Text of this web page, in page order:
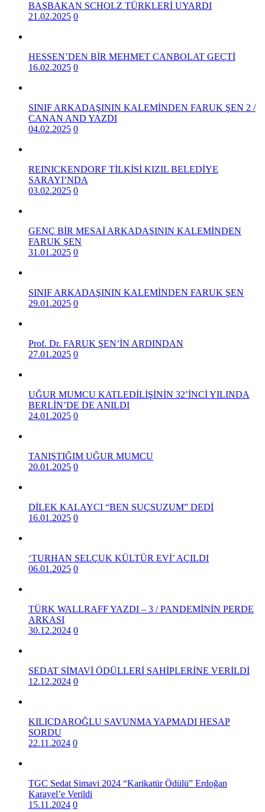
BAŞBAKAN SCHOLZ TÜRKLERİ UYARDI
21.02.2025 0
HESSEN’DEN BİR MEHMET CANBOLAT GEÇTİ
16.02.2025 0
SINIF ARKADAŞININ KALEMİNDEN FARUK ŞEN 2 /
CANAN AND YAZDI
04.02.2025 0
REINICKENDORF TİLKİSİ KIZIL BELEDİYE
SARAYI’NDA
03.02.2025 0
GENÇ BİR MESAİ ARKADAŞININ KALEMİNDEN
FARUK ŞEN
31.01.2025 0
SINIF ARKADAŞININ KALEMİNDEN FARUK ŞEN
29.01.2025 0
Prof. Dr. FARUK ŞEN’İN ARDINDAN
27.01.2025 0
UĞUR MUMCU KATLEDİLİŞİNİN 32’İNCİ YILINDA
BERLİN’DE DE ANILDI
24.01.2025 0
TANIŞTIĞIM UĞUR MUMCU
20.01.2025 0
DİLEK KALAYCI “BEN SUÇSUZUM” DEDİ
16.01.2025 0
‘TURHAN SELÇUK KÜLTÜR EVİ’ AÇILDI
06.01.2025 0
TÜRK WALLRAFF YAZDI – 3 / PANDEMİNİN PERDE
ARKASI
30.12.2024 0
SEDAT SİMAVİ ÖDÜLLERİ SAHİPLERİNE VERİLDİ
12.12.2024 0
KILIÇDAROĞLU SAVUNMA YAPMADI HESAP
SORDU
22.11.2024 0
TGC Sedat Simavi 2024 “Karikatür Ödülü” Erdoğan
Karayel’e Verildi
15.11.2024 0